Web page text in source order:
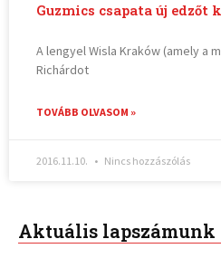
Guzmics csapata új edzőt
A lengyel Wisla Kraków (amely a
Richárdot
TOVÁBB OLVASOM »
2016.11.10. Nincs hozzászólás
Aktuális lapszámunk